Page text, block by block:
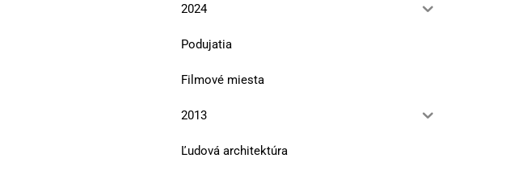
2024
Podujatia
Filmové miesta
2013
Ľudová architektúra